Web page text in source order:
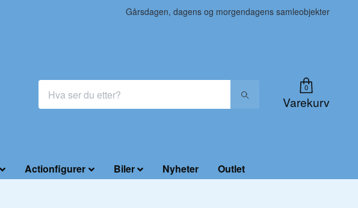
Gårsdagen, dagens og morgendagens samleobjekter
0
Varekurv
Actionfigurer Biler Nyheter Outlet